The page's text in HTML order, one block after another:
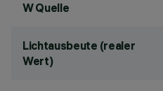
W Quelle
Lichtausbeute (realer
Wert)